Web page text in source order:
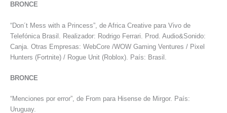
BRONCE
“Don´t Mess with a Princess”, de Africa Creative para Vivo de
Telefónica Brasil. Realizador: Rodrigo Ferrari. Prod. Audio&Sonido:
Canja. Otras Empresas: WebCore /WOW Gaming Ventures / Pixel
Hunters (Fortnite) / Rogue Unit (Roblox). País: Brasil.
BRONCE
“Menciones por error”, de From para Hisense de Mirgor. País:
Uruguay.